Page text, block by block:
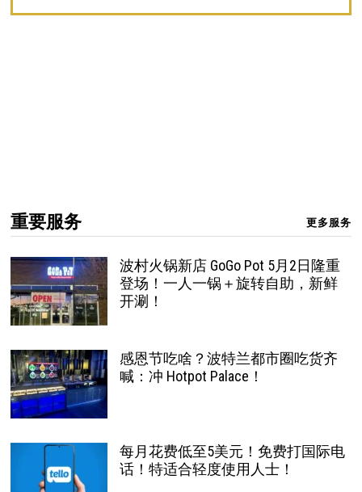
重要服务 更多服务
波村火锅新店 GoGo Pot 5月2日隆重
登场！一人一锅＋旋转自助，新鲜
开涮！
感恩节吃啥？波特兰都市圈吃货齐
喊：冲 Hotpot Palace！
每月花费低至5美元！免费打国际电
话！特适合轻度使用人士！